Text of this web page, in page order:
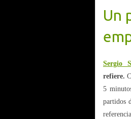
Un
Sergio
refiere.
5
partidos